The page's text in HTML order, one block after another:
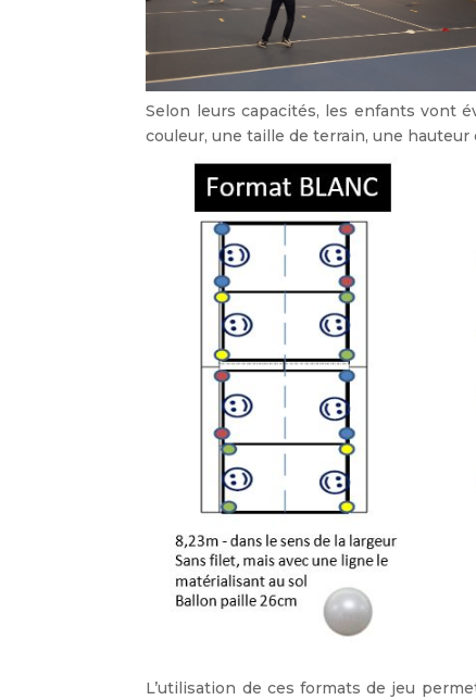
Selon leurs capacités, les enfants vont
couleur, une taille de terrain, une
L’utilisation de ces formats de jeu